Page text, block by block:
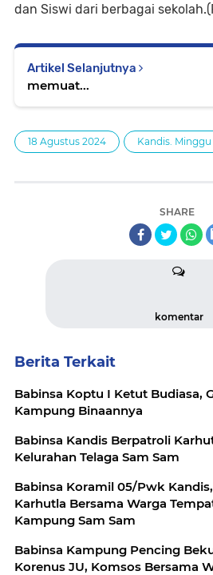
dan Siswi dari berbagai
Artikel Selanjutnya
memuat...
18 Agustus 2024 Kandis. Minggu
SHARE
komentar
Berita Terkait
Babinsa Koptu I Ketut Budiasa,
Kampung Binaannya
Babinsa Kandis Berpatroli
Kelurahan Telaga Sam Sam
Babinsa Koramil 05/Pwk
Karhutla Bersama Warga
Kampung Sam Sam
Babinsa Kampung Pencing
Korenus JU, Komsos Bersama